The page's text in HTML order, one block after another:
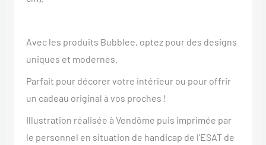
Avec les produits Bubblee, optez pour des designs
uniques et modernes.
Parfait pour décorer votre intérieur ou pour offrir
un cadeau original à vos proches !
Illustration réalisée à Vendôme puis imprimée par
le personnel en situation de handicap de l’ESAT de